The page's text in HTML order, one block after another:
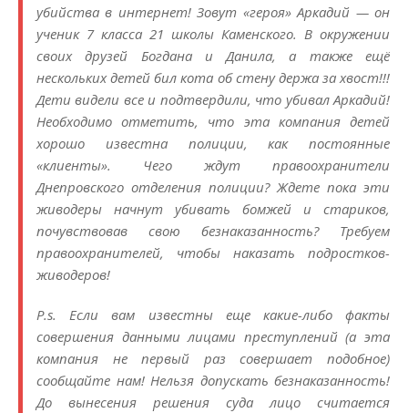
убийства в интернет! Зовут «героя» Аркадий — он
ученик 7 класса 21 школы Каменского. В окружении
своих друзей Богдана и Данила, а также ещё
нескольких детей бил кота об стену держа за хвост!!!
Дети видели все и подтвердили, что убивал Аркадий!
Необходимо отметить, что эта компания детей
хорошо известна полиции, как постоянные
«клиенты». Чего ждут правоохранители
Днепровского отделения полиции? Ждете пока эти
живодеры начнут убивать бомжей и стариков,
почувствовав свою безнаказанность? Требуем
правоохранителей, чтобы наказать подростков-
живодеров!
P.s. Если вам известны еще какие-либо факты
совершения данными лицами преступлений (а эта
компания не первый раз совершает подобное)
сообщайте нам! Нельзя допускать безнаказанность!
До вынесения решения суда лицо считается